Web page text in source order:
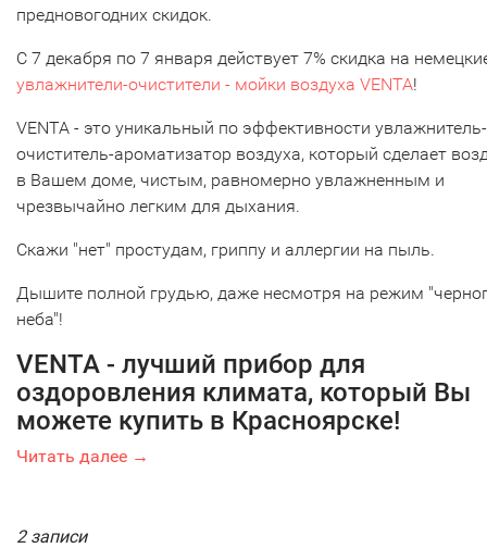
предновогодних скидок.
С 7 декабря по 7 января действует 7% скидка на
увлажнители-очистители - мойки воздуха VENTA!
VENTA - это уникальный по эффективности увлажнитель-
очиститель-ароматизатор воздуха, который сделает
в Вашем доме, чистым, равномерно увлажненным и
чрезвычайно легким для дыхания.
Скажи "нет" простудам, гриппу и аллергии на пыль.
Дышите полной грудью, даже несмотря на режим
неба"!
VENTA - лучший прибор для
оздоровления климата, который Вы
можете купить в Красноярске!
Читать далее →
2 записи